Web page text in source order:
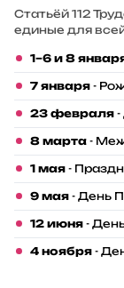
Статьёй 112
единые для
1–6 и 8
7 января -
23 февраля -
8 марта -
1 мая -
9 мая - День
12 июня -
4 ноября -